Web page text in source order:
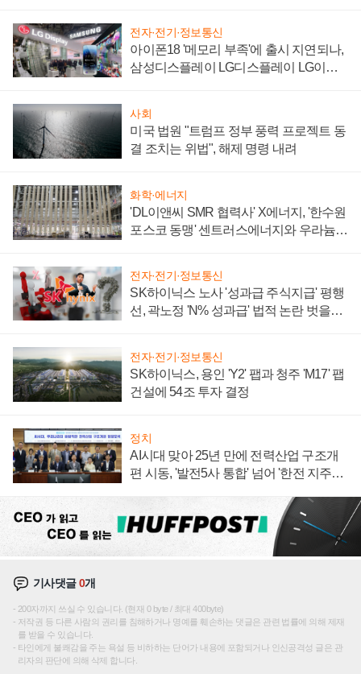
전자·전기·정보통신
아이폰18 '메모리 부족'에 출시 지연되나,
삼성디스플레이 LG디스플레이 LG이노
사회
미국 법원 "트럼프 정부 풍력 프로젝트 동
결 조치는 위법", 해제 명령 내려
화학·에너지
'DL이앤씨 SMR 협력사' X에너지, '한수원
포스코 동맹' 센트러스에너지와 우라늄
전자·전기·정보통신
SK하이닉스 노사 '성과급 주식지급' 평행
선, 곽노정 'N% 성과급' 법적 논란 벗을지
전자·전기·정보통신
SK하이닉스, 용인 'Y2' 팹과 청주 'M17' 팹
건설에 54조 투자 결정
정치
AI시대 맞아 25년 만에 전력산업 구조개
편 시동, '발전5사 통합' 넘어 '한전 지주사'
기사댓글0개
200자까지 쓰실 수 있습니다. (현재 0 byte / 최대 400byte)
저작권 등 다른 사람의 권리를 침해하거나 명예를 훼손하는 댓글은 관련 법률에 의해 제재
를 받을 수 있습니다.
타인에게 불쾌감을 주는 욕설 등 비하하는 단어가 내용에 포함되거나 인신공격성 글은 관
리자의 판단에 의해 삭제 합니다.